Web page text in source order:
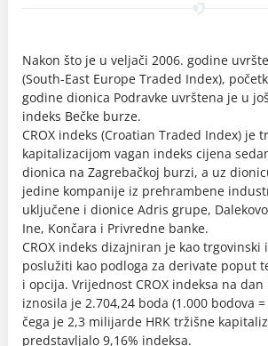
Nakon što je u veljači 2006. godine
(South-East Europe Traded Index),
godine dionica Podravke uvrštena je u
indeks Bečke burze.
CROX indeks (Croatian Traded Index) je
kapitalizacijom vagan indeks cijena
dionica na Zagrebačkoj burzi, a uz
jedine kompanije iz prehrambene
uključene i dionice Adris grupe,
Ine, Končara i Privredne banke.
CROX indeks dizajniran je kao trgovinski
poslužiti kao podloga za derivate poput
i opcija. Vrijednost CROX indeksa na dan
iznosila je 2.704,24 boda (1.000 bodova
čega je 2,3 milijarde HRK tržišne
predstavljalo 9,16% indeksa.